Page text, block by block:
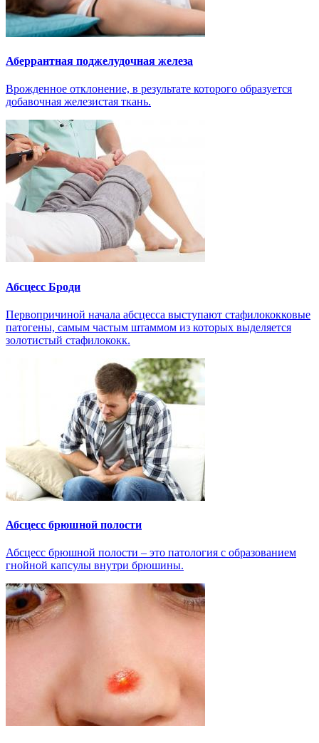
Аберрантная поджелудочная железа
Врожденное отклонение, в результате которого образуется
добавочная железистая ткань.
Абсцесс Броди
Первопричиной начала абсцесса выступают стафилококковые
патогены, самым частым штаммом из которых выделяется
золотистый стафилококк.
Абсцесс брюшной полости
Абсцесс брюшной полости – это патология с образованием
гнойной капсулы внутри брюшины.